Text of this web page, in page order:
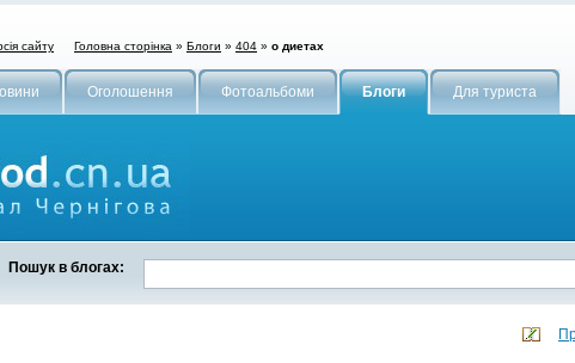
сайту Головна сторінка » Блоги » 404 » о диетах
Оголошення Фотоальбоми Блоги Для туриста
Пошук в блогах: